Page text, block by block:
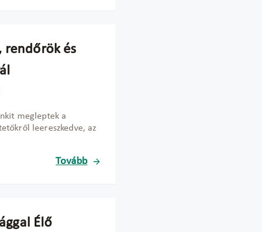
rendőrök és
megleptek a
leereszkedve, az
Tovább
Élő